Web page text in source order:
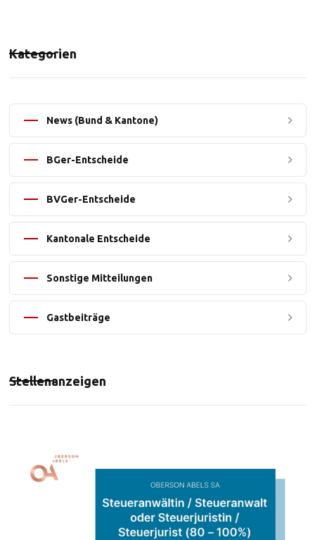
Kategorien
News (Bund & Kantone)
BGer-Entscheide
BVGer-Entscheide
Kantonale Entscheide
Sonstige Mitteilungen
Gastbeiträge
Stellenanzeigen